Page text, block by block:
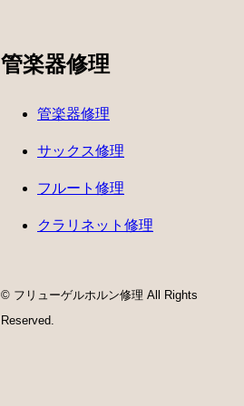
管楽器修理
管楽器修理
サックス修理
フルート修理
クラリネット修理
© フリューゲルホルン修理 All Rights
Reserved.